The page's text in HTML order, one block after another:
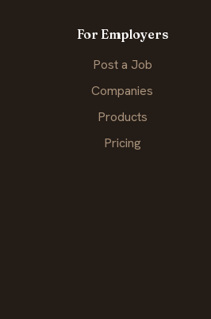
For Employers
Post a Job
Companies
Products
Pricing